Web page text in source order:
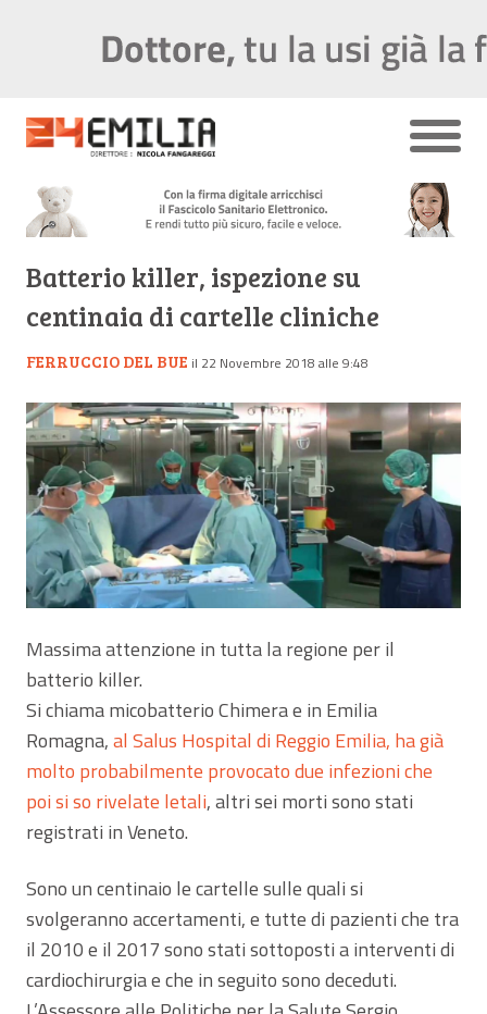
Batterio killer, ispezione su
centinaia di cartelle cliniche
FERRUCCIO DEL BUE il 22 Novembre 2018 alle 9:48
Massima attenzione in tutta la regione per il
batterio killer.
Si chiama micobatterio Chimera e in Emilia
Romagna,al Salus Hospital di Reggio Emilia, ha già
molto probabilmente provocato due infezioni che
poi si so rivelate letali, altri sei morti sono stati
registrati in Veneto.
Sono un centinaio le cartelle sulle quali si
svolgeranno accertamenti, e tutte di pazienti che tra
il 2010 e il 2017 sono stati sottoposti a interventi di
cardiochirurgia e che in seguito sono deceduti.